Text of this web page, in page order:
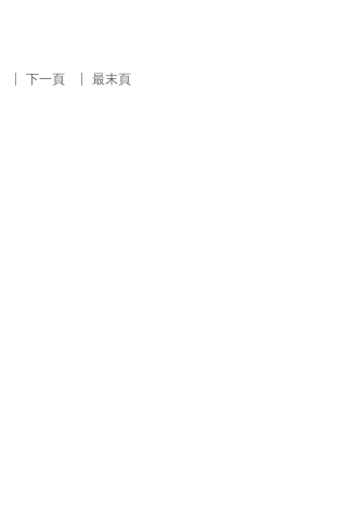
下一頁 最末頁